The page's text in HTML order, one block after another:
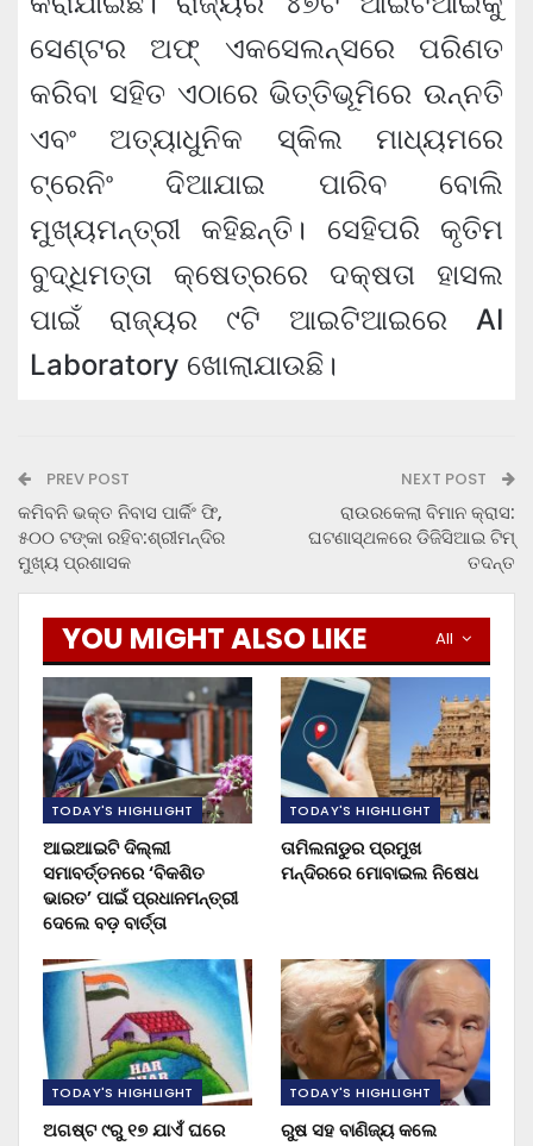
ସେଣ୍ଟର ଅଫ୍ ଏକସେଲନ୍‌ସରେ ପରିଣତ
କରିବା ସହିତ ଏଠାରେ ଭିତ୍ତିଭୂମିରେ ଉନ୍ନତି
ଏବଂ ଅତ୍ୟାଧୁନିକ ସ୍କିଲ ମାଧ୍ୟମରେ
ଟ୍ରେନିଂ ଦିଆଯାଇ ପାରିବ ବୋଲି
ମୁଖ୍ୟମନ୍ତ୍ରୀ କହିଛନ୍ତି। ସେହିପରି କୃତିମ
ବୁଦ୍ଧିମତ୍ତା କ୍ଷେତ୍ରରେ ଦକ୍ଷତା ହାସଲ
ପାଇଁ ରାଜ୍ୟର ୯ଟି ଆଇଟିଆଇରେ AI
Laboratory ଖୋଲାଯାଉଛି।
PREV POST
କମିବନି ଭକ୍ତ ନିବାସ ପାର୍କିଂ ଫି,
୫୦୦ ଟଙ୍କା ରହିବ:ଶ୍ରୀମନ୍ଦିର
ମୁଖ୍ୟ ପ୍ରଶାସକ
NEXT POST
ରାଉରକେଲା ବିମାନ କ୍ରାସ:
ଘଟଣାସ୍ଥଳରେ ଡିଜିସିଆଇ ଟିମ୍
ତଦନ୍ତ
All
YOU MIGHT ALSO LIKE
TODAY'S HIGHLIGHT
ଆଇଆଇଟି ଦିଲ୍ଲୀ
ସମାବର୍ତ୍ତନରେ ‘ବିକଶିତ
ଭାରତ’ ପାଇଁ ପ୍ରଧାନମନ୍ତ୍ରୀ
ଦେଲେ ବଡ଼ ବାର୍ତ୍ତା
TODAY'S HIGHLIGHT
ତାମିଲନାଡୁର ପ୍ରମୁଖ
ମନ୍ଦିରରେ ମୋବାଇଲ ନିଷେଧ
TODAY'S HIGHLIGHT
ଅଗଷ୍ଟ ୯ରୁ ୧୭ ଯାଏଁ ଘରେ
TODAY'S HIGHLIGHT
ରୁଷ ସହ ବାଣିଜ୍ୟ କଲେ